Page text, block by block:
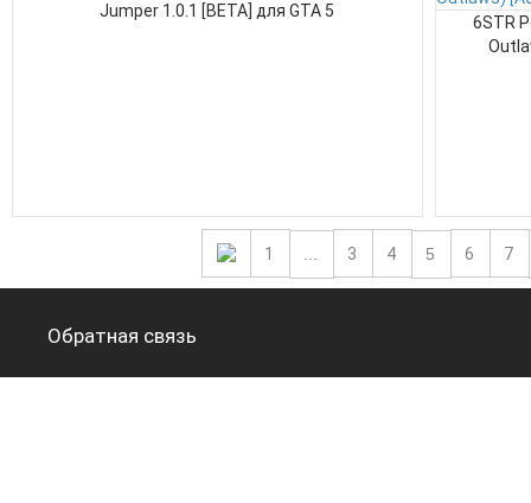
Jumper 1.0.1 [BETA] для GTA 5
6STR
1 3 4 5 6 7
Обратная связь